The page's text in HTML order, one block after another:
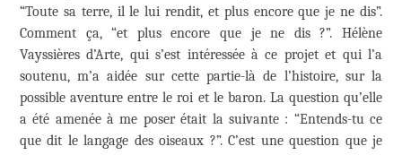
“Toute sa terre, il le lui rendit, et plus encore que je ne dis”.
Comment ça, “et plus encore que je ne dis ?”. Hélène
Vayssières d’Arte, qui s’est intéressée à ce projet et qui l’a
soutenu, m’a aidée sur cette partie-là de l’histoire, sur la
possible aventure entre le roi et le baron. La question qu’elle
a été amenée à me poser était la suivante : “Entends-tu ce
que dit le langage des oiseaux ?”. C’est une question que je